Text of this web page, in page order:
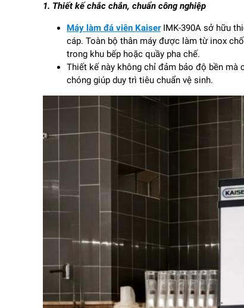
1. Thiết kế chắc chắn, chuẩn công nghiệp
Máy làm đá viên KaiserIMK-390A sở hữu
cáp. Toàn bộ thân máy được làm từ inox
trong khu bếp hoặc quầy pha chế.
Thiết kế này không chỉ đảm bảo độ bền mà
chóng giúp duy trì tiêu chuẩn vệ sinh.